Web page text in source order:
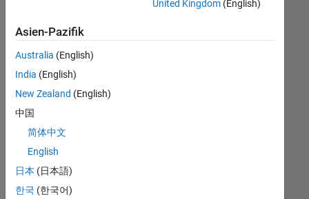
offenen
finden
können,
die
Qualifikationen
entsprechen,
werden
Mitglied
unseres
United Kingdom(English)
Asien-Pazifik
Australia (English)
India (English)
New Zealand (English)
中国
简体中文
English
日本 (日本語)
한국 (한국어)